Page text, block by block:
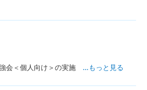
会＜個人向け＞の実施 …もっと見る